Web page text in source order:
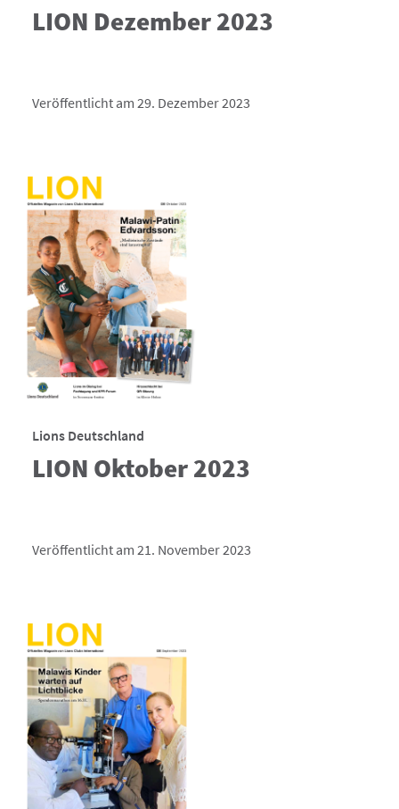
LION Dezember 2023
Veröffentlicht am 29. Dezember 2023
Lions Deutschland
LION Oktober 2023
Veröffentlicht am 21. November 2023